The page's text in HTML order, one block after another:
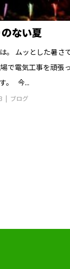
ない夏
。 ムッとした暑さ
で電気工事を頑張
。 今...
ブログ